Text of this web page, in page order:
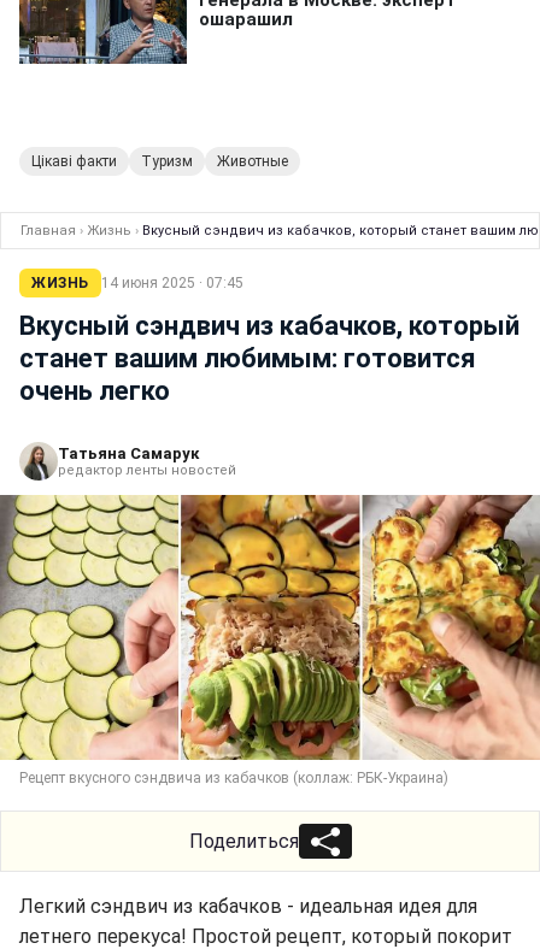
Цікаві факти Туризм Животные
Главная › Жизнь › Вкусный сэндвич из кабачков, который станет вашим
ЖИЗНЬ 14 июня 2025 · 07:45
Вкусный сэндвич из кабачков, который
станет вашим любимым: готовится
очень легко
Татьяна Самарук
редактор ленты новостей
Рецепт вкусного сэндвича из кабачков (коллаж: РБК-Украина)
Поделиться
Легкий сэндвич из кабачков - идеальная идея для
летнего перекуса! Простой рецепт, который покорит